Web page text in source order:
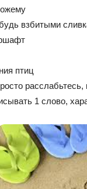
взбитыми
птиц
1 слово,